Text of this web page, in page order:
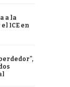
a la
ICE en